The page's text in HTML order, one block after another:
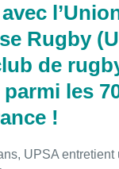
Rugby
de
les
!
UPSA entretient